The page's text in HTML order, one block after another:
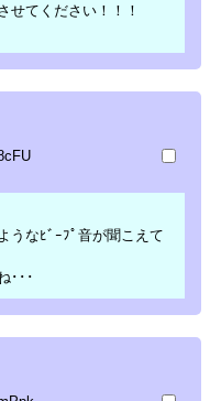
せてください！！！
うなﾋﾞｰﾌﾟ音が聞こえて
･･･